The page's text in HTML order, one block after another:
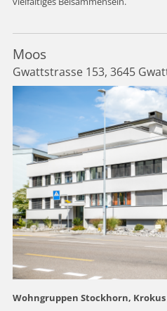
Moos
Gwattstrasse 153, 3645
Wohngruppen Stockhorn, Krokus